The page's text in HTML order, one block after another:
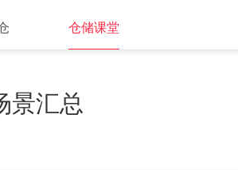
仓储课堂
景汇总